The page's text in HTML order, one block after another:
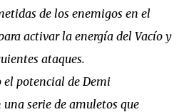
de los enemigos en el
activar la energía del Vacío y
ataques.
el potencial de Demi
serie de amuletos que